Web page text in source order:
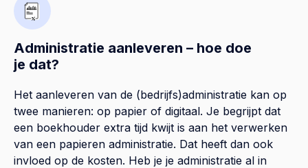
Administratie aanleveren – hoe doe
je dat?
Het aanleveren van de (bedrijfs)administratie kan op
twee manieren: op papier of digitaal. Je begrijpt dat
een boekhouder extra tijd kwijt is aan het verwerken
van een papieren administratie. Dat heeft dan ook
invloed op de kosten. Heb je je administratie al in